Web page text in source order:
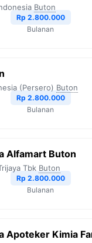
Buton
Rp 2.800.000
Bulanan
(Persero) Buton
Rp 2.800.000
Bulanan
Alfamart Buton
Tbk Buton
Rp 2.800.000
Bulanan
Apoteker Kimia